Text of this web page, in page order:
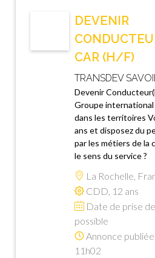
DEVENIR
CAR (H/F)
TRANSDEV
Devenir
Groupe
dans les territoires
ans et disposez du
par les métiers de la
le sens du service ?
La Rochelle,
CDD, 12 ans
Date de prise
possible
Annonce
11h02